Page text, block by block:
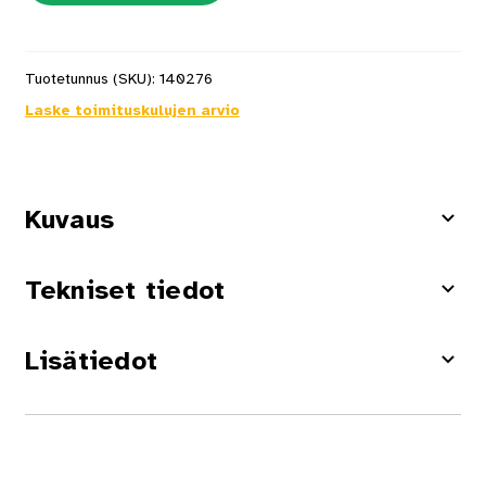
Tuotetunnus (SKU): 140276
Laske toimituskulujen arvio
Kuvaus
Tekniset tiedot
Lisätiedot